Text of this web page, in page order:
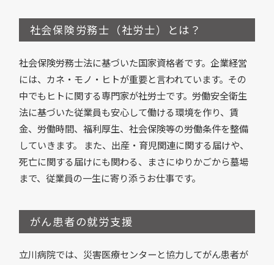
社会保険労務士（社労士）とは？
社会保険労務士法に基づいた国家資格者です。企業経営
には、カネ・モノ・ヒトが重要と言われています。その
中でもヒトに関する専門家が社労士です。労働安全衛生
法に基づいた従業員も安心して働ける環境を作り、賃
金、労働時間、福利厚生、社会保険等の労働条件を整備
していきます。 また、出産・育児関連に関する届けや、
死亡に関する届けにも関わる、まさにゆりかごから墓場
まで、従業員の一生に寄り添うお仕事です。
がん患者の就労支援
立川病院では、災害医療センターと協力してがん患者が